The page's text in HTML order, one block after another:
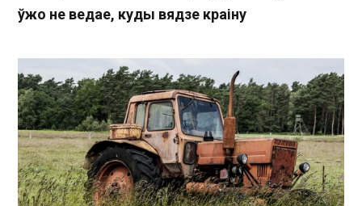
ўжо не ведае, куды вядзе краіну